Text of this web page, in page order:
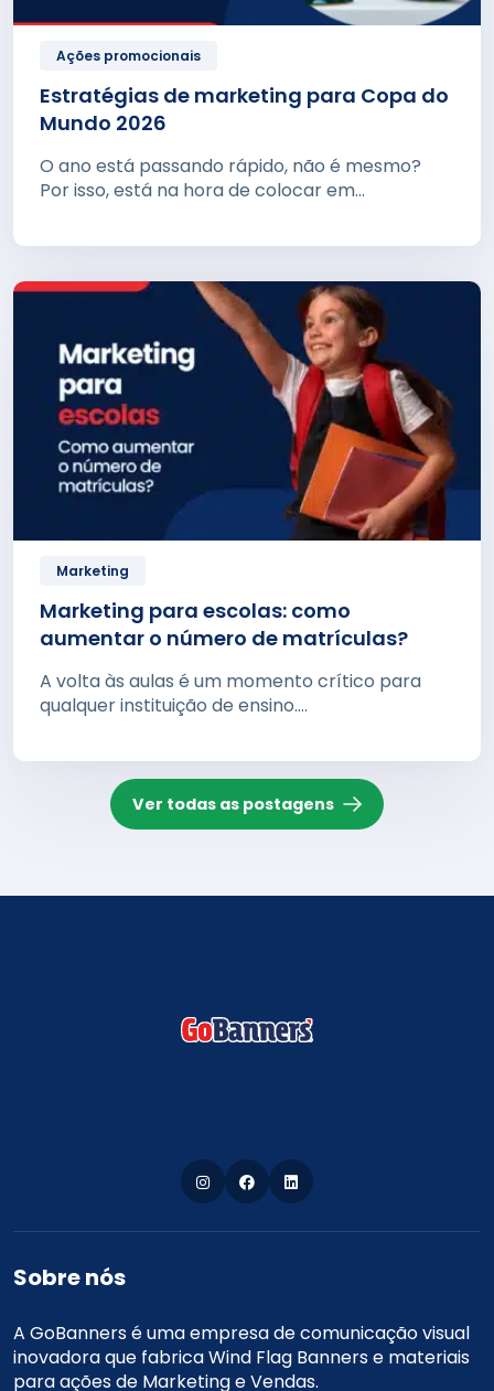
Ações promocionais
Estratégias de marketing para Copa do
Mundo 2026
O ano está passando rápido, não é mesmo?
Por isso, está na hora de colocar em...
Marketing
Marketing para escolas: como
aumentar o número de matrículas?
A volta às aulas é um momento crítico para
qualquer instituição de ensino....
Ver todas as postagens
Sobre nós
A GoBanners é uma empresa de comunicação visual
inovadora que fabrica Wind Flag Banners e materiais
para ações de Marketing e Vendas.